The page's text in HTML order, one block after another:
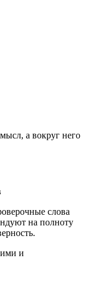
а вокруг него
слова
на полноту
и